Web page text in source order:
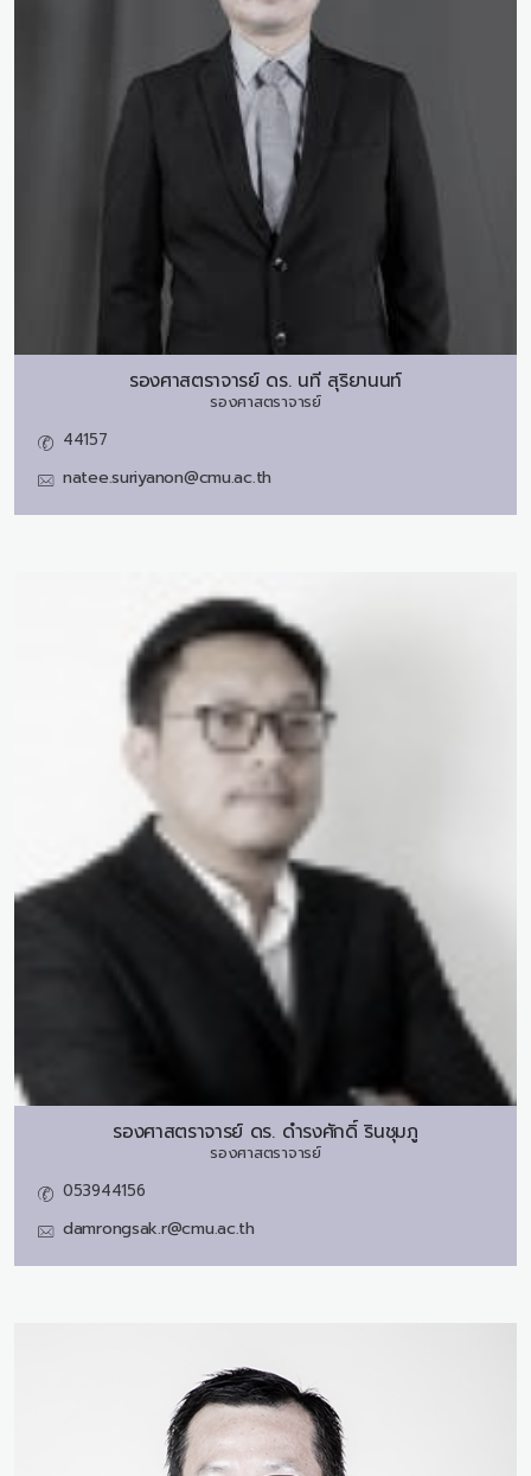
รองศาสตราจารย์ ดร. นที สุริยานนท์
รองศาสตราจารย์
44157
natee.suriyanon@cmu.ac.th
รองศาสตราจารย์ ดร. ดำรงศักดิ์ รินชุมภู
รองศาสตราจารย์
053944156
damrongsak.r@cmu.ac.th